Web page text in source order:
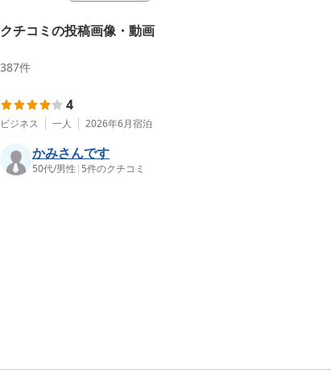
クチコミの投稿画像・動画
387件
4
ビジネス 一人 2026年6月宿泊
かみさんです
50代/男性 | 5件のクチコミ